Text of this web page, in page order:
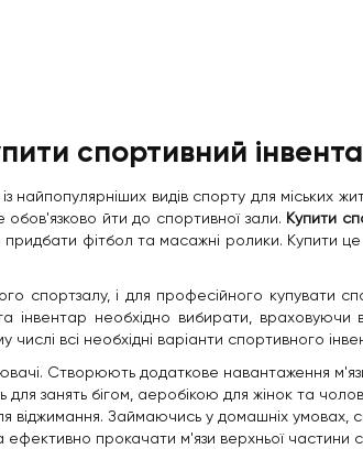
спортивний
найпопулярніших видів спорту для міських
обов'язково йти до спортивної зали. Купити
придбати фітбол та масажні ролики. Купити
спортзалу, і для професійного купувати
інвентар необхідно вибирати,
числі всі необхідні варіанти спортивного
Створюють додаткове навантаження м'язи
для занять бігом, аеробікою для жінок та
віджимання. Займаючись у домашніх умовах,
ефективно прокачати м'язи верхньої частини